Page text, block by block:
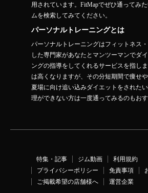
用されています。FitMapでぜひ通ってみ
ムを検索してみてください。
パーソナルトレーニングとは
パーソナルトレーニングはフィットネス
した専門家があなたとマンツーマンでダ
ングの指導をしてくれるサービスを指し
は高くなりますが、その分短期間で痩せや
夏場に向け追い込みダイエットをされた
理ができない方は一度通ってみるのもおす
特集・記事 ジム動画
利用規約
プライバシーポリシー
免責事項
ご掲載希望の店舗様へ
運営企業